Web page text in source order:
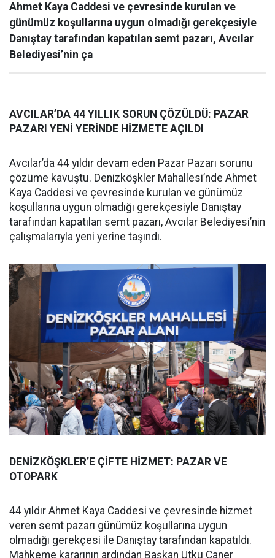
Ahmet Kaya Caddesi ve çevresinde kurulan ve
günümüz koşullarına uygun olmadığı gerekçesiyle
Danıştay tarafından kapatılan semt pazarı, Avcılar
Belediyesi’nin ça
AVCILAR’DA 44 YILLIK SORUN ÇÖZÜLDÜ: PAZAR
PAZARI YENİ YERİNDE HİZMETE AÇILDI
Avcılar’da 44 yıldır devam eden Pazar Pazarı sorunu
çözüme kavuştu. Denizköşkler Mahallesi’nde Ahmet
Kaya Caddesi ve çevresinde kurulan ve günümüz
koşullarına uygun olmadığı gerekçesiyle Danıştay
tarafından kapatılan semt pazarı, Avcılar Belediyesi’nin
çalışmalarıyla yeni yerine taşındı.
DENİZKÖŞKLER’E ÇİFTE HİZMET: PAZAR VE
OTOPARK
44 yıldır Ahmet Kaya Caddesi ve çevresinde hizmet
veren semt pazarı günümüz koşullarına uygun
olmadığı gerekçesi ile Danıştay tarafından kapatıldı.
Mahkeme kararının ardından Başkan Utku Caner